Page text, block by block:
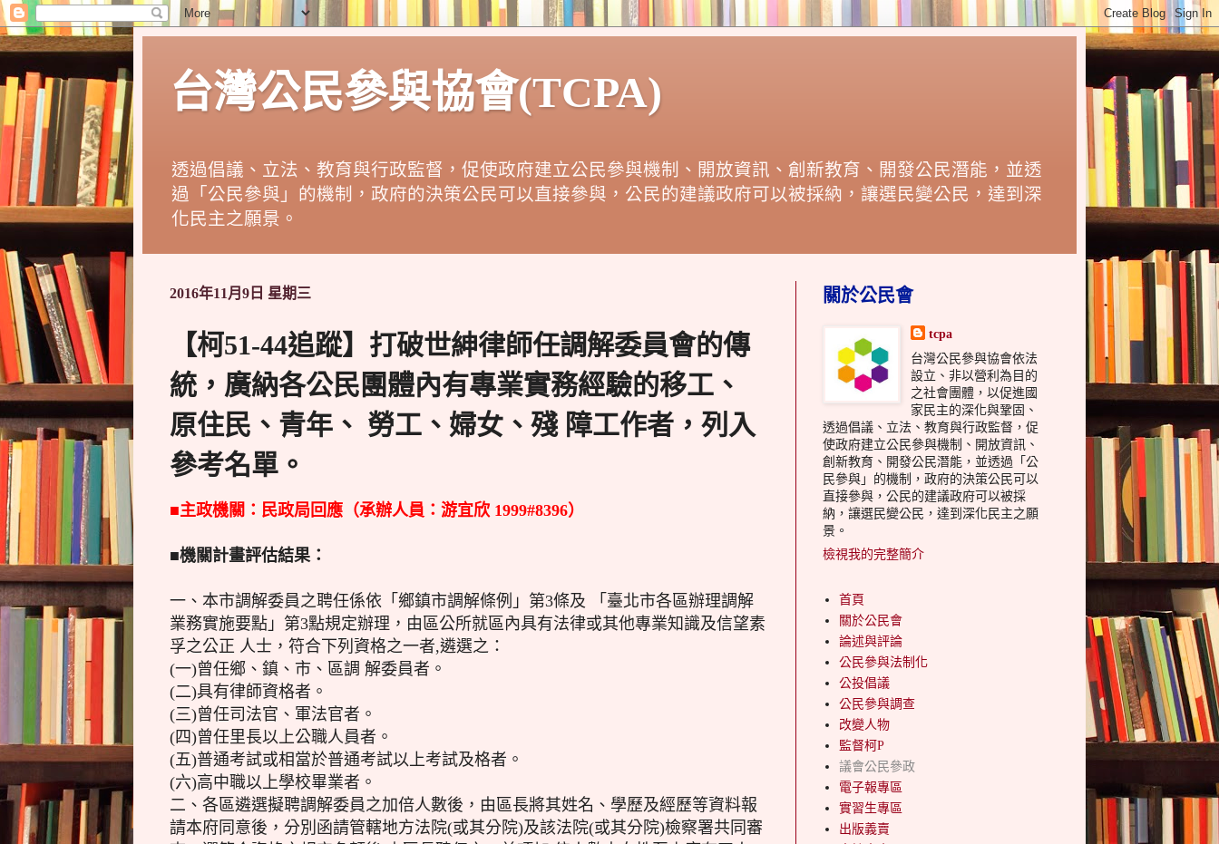
台灣公民參與協會(TCPA)
透過倡議、立法、教育與行政監督，促使政府建立公民參與機制、開放資訊、創新教育、開發公民潛能，並透
過「公民參與」的機制，政府的決策公民可以直接參與，公民的建議政府可以被採納，讓選民變公民，達到深
化民主之願景。
2016年11月9日 星期三
【柯51-44追蹤】打破世紳律師任調解委員會的傳
統，廣納各公民團體內有專業實務經驗的移工、
原住民、青年、 勞工、婦女、殘 障工作者，列入
參考名單。
■主政機關：民政局回應（承辦人員：游宜欣 1999#8396）
■機關計畫評估結果：
一、本市調解委員之聘任係依「鄉鎮市調解條例」第3條及 「臺北市各區辦理調解
業務實施要點」第3點規定辦理，由區公所就區內具有法律或其他專業知識及信望素
孚之公正 人士，符合下列資格之一者,遴選之：
(一)曾任鄉、鎮、市、區調 解委員者。
(二)具有律師資格者。
(三)曾任司法官、軍法官者。
(四)曾任里長以上公職人員者。
(五)普通考試或相當於普通考試以上考試及格者。
(六)高中職以上學校畢業者。
二、各區遴選擬聘調解委員之加倍人數後，由區長將其姓名、學歷及經歷等資料報
請本府同意後，分別函請管轄地方法院(或其分院)及該法院(或其分院)檢察署共同審
關於公民會
tcpa
台灣公民參與協會依法
設立、非以營利為目的
之社會團體，以促進國
家民主的深化與鞏固、
透過倡議、立法、教育與行政監督，促
使政府建立公民參與機制、開放資訊、
創新教育、開發公民潛能，並透過「公
民參與」的機制，政府的決策公民可以
直接參與，公民的建議政府可以被採
納，讓選民變公民，達到深化民主之願
景。
檢視我的完整簡介
首頁
關於公民會
論述與評論
公民參與法制化
公投倡議
公民參與調查
改變人物
監督柯P
議會公民參政
電子報專區
實習生專區
出版義賣